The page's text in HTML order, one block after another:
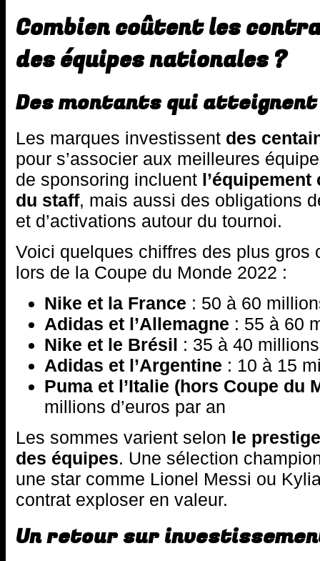
Combien coûtent les
des équipes nationales ?
Des montants qui
Les marques investissent des
pour s’associer aux meilleures
de sponsoring incluent
du staff, mais aussi des obligations
et d’activations autour du tournoi.
Voici quelques chiffres des plus gros
lors de la Coupe du Monde 2022 :
Nike et la France : 50 à 60
Adidas et l’Allemagne : 55 à 60
Nike et le Brésil : 35 à 40
Adidas et l’Argentine : 10 à 15
Puma et l’Italie (hors Coupe du
millions d’euros par an
Les sommes varient selon le
des équipes. Une sélection
une star comme Lionel Messi ou
contrat exploser en valeur.
Un retour sur